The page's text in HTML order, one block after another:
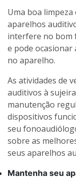
Uma boa
aparelhos
interfere no bom
e pode ocasionar
no aparelho.
As atividades de
auditivos à
manutenção
dispositivos
seu
sobre as
seus aparelhos
Mantenha seu